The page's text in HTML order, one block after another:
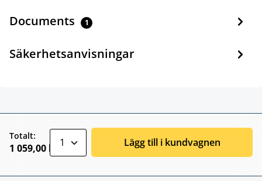
Documents 1
Säkerhetsanvisningar
Totalt:
1 059,00 kr Lägg till i kundvagnen